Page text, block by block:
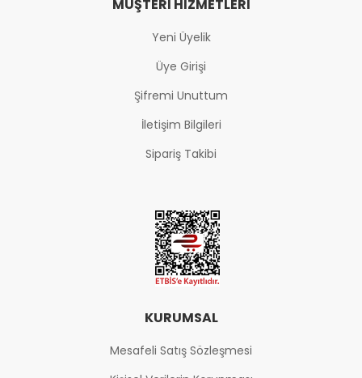
MÜŞTERI HIZMETLERI
Yeni Üyelik
Üye Girişi
Şifremi Unuttum
İletişim Bilgileri
Sipariş Takibi
KURUMSAL
Mesafeli Satış Sözleşmesi